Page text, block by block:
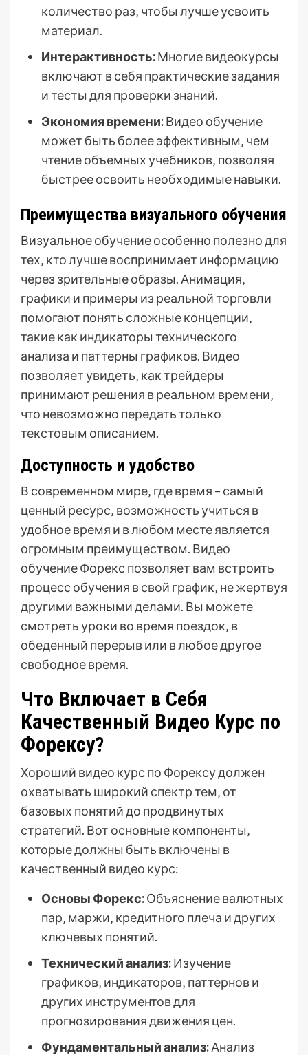
количество раз‚ чтобы лучше усвоить
материал.
Интерактивность:Многие видеокурсы
включают в себя практические задания
и тесты для проверки знаний.
Экономия времени:Видео обучение
может быть более эффективным‚ чем
чтение объемных учебников‚ позволяя
быстрее освоить необходимые навыки.
Преимущества визуального обучения
Визуальное обучение особенно полезно для
тех‚ кто лучше воспринимает информацию
через зрительные образы. Анимация‚
графики и примеры из реальной торговли
помогают понять сложные концепции‚
такие как индикаторы технического
анализа и паттерны графиков. Видео
позволяет увидеть‚ как трейдеры
принимают решения в реальном времени‚
что невозможно передать только
текстовым описанием.
Доступность и удобство
В современном мире‚ где время – самый
ценный ресурс‚ возможность учиться в
удобное время и в любом месте является
огромным преимуществом. Видео
обучение Форекс позволяет вам встроить
процесс обучения в свой график‚ не жертвуя
другими важными делами. Вы можете
смотреть уроки во время поездок‚ в
обеденный перерыв или в любое другое
свободное время.
Что Включает в Себя
Качественный Видео Курс по
Форексу?
Хороший видео курс по Форексу должен
охватывать широкий спектр тем‚ от
базовых понятий до продвинутых
стратегий. Вот основные компоненты‚
которые должны быть включены в
качественный видео курс:
Основы Форекс:Объяснение валютных
пар‚ маржи‚ кредитного плеча и других
ключевых понятий.
Технический анализ:Изучение
графиков‚ индикаторов‚ паттернов и
других инструментов для
прогнозирования движения цен.
Фундаментальный анализ:Анализ